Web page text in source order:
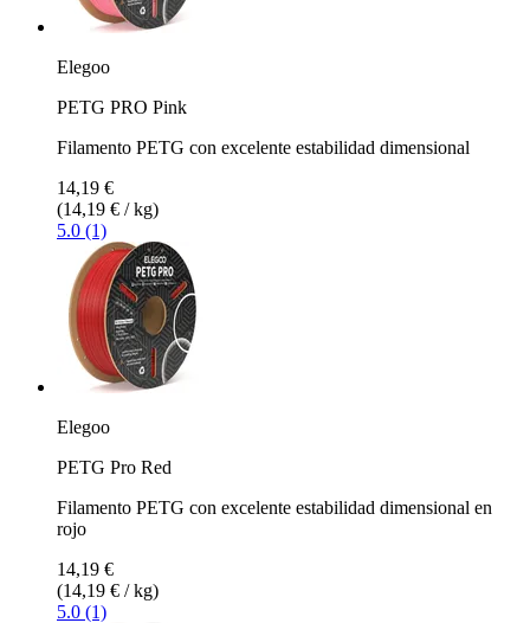
Elegoo
PETG PRO Pink
Filamento PETG con excelente estabilidad dimensional
14,19 €
(14,19 € / kg)
5.0 (1)
Elegoo
PETG Pro Red
Filamento PETG con excelente estabilidad dimensional en
rojo
14,19 €
(14,19 € / kg)
5.0 (1)